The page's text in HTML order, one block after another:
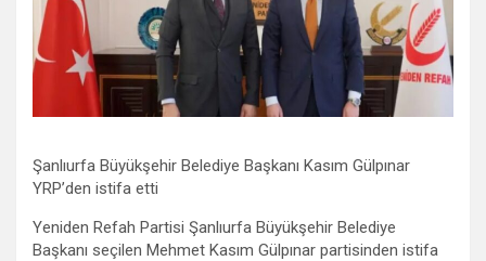
Şanlıurfa Büyükşehir Belediye Başkanı Kasım Gülpınar
YRP’den istifa etti
Yeniden Refah Partisi Şanlıurfa Büyükşehir Belediye
Başkanı seçilen Mehmet Kasım Gülpınar partisinden istifa